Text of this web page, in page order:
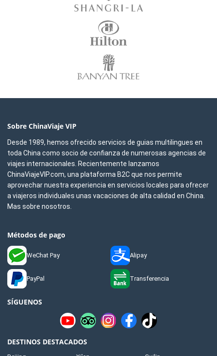
Sobre ChinaViaje VIP
Desde 1989, hemos ofrecido servicios de guias multilingues en
toda China como socio de confianza de numerosas agencias de
viajes internacionales. Recientemente lanzamos
ChinaViajeVIP.com, una plataforma B2C que nos permite
aprovechar nuestra experiencia en servicios locales para ofrecer
a viajeros individuales unas vacaciones de alta calidad en China.
Mas sobre nosotros.
Métodos de pago
WeChat Pay Alipay
PayPal Transferencia
SÍGUENOS
DESTINOS DESTACADOS